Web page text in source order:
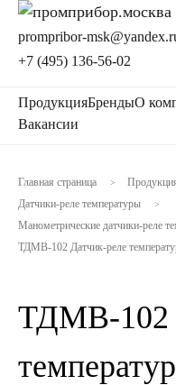
prompribor-
+7 (495) 136-56-02
ПродукцияБрендыО
Вакансии
Главная страница >
Датчики-реле температуры >
Манометрические датчики-реле
ТДМВ-102 Датчик-реле
ТДМВ-102